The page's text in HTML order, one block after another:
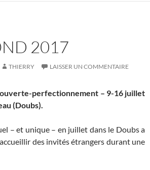
2017
THIERRY LAISSER UN COMMENTAIRE
perfectionnement – 9-16 juillet
(Doubs).
– et unique – en juillet dans le Doubs a
des invités étrangers durant une